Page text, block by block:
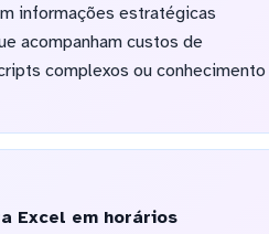
informações estratégicas
acompanham custos de
complexos ou conhecimento
Excel em horários